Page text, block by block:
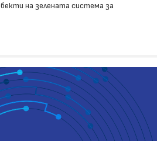
на зелената система за